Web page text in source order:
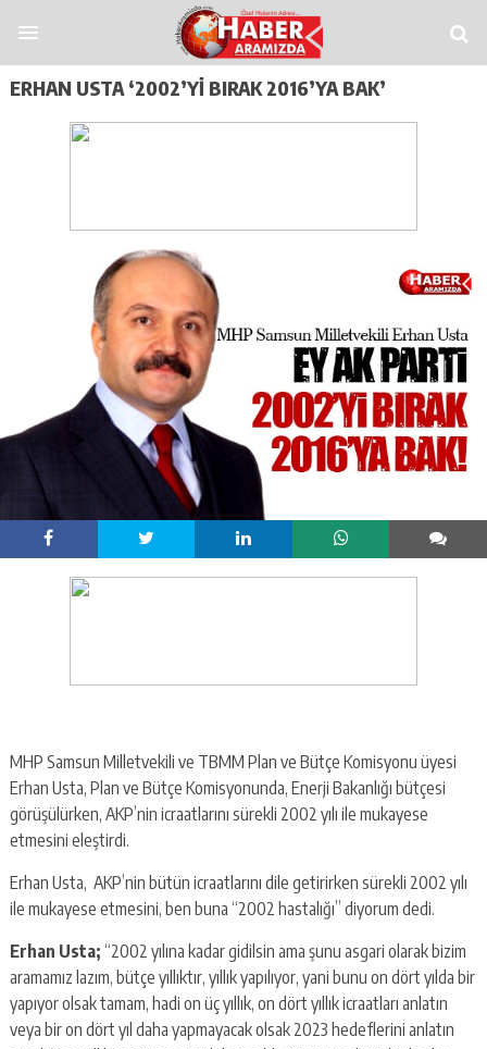
CasitorosCasino Spinograndpashabet
ERHAN USTA ‘2002’YI BIRAK 2016’YA BAK’
MHP Samsun Milletvekili ve TBMM Plan ve Bütçe Komisyonu üyesi
Erhan Usta, Plan ve Bütçe Komisyonunda, Enerji Bakanlığı bütçesi
görüşülürken, AKP’nin icraatlarını sürekli 2002 yılı ile mukayese
etmesini eleştirdi.
Erhan Usta, AKP’nin bütün icraatlarını dile getirirken sürekli 2002 yılı
ile mukayese etmesini, ben buna “2002 hastalığı” diyorum dedi.
Erhan Usta; “2002 yılına kadar gidilsin ama şunu asgari olarak bizim
aramamız lazım, bütçe yıllıktır, yıllık yapılıyor, yani bunu on dört yılda bir
yapıyor olsak tamam, hadi on üç yıllık, on dört yıllık icraatları anlatın
veya bir on dört yıl daha yapmayacak olsak 2023 hedeflerini anlatın